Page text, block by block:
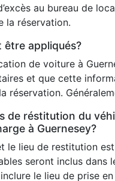
au bureau de
la réservation.
être appliqués?
de voiture à
et que cette
réservation.
de réstitution du
à Guernesey?
le lieu de restitution
seront inclus dans
le lieu de prise